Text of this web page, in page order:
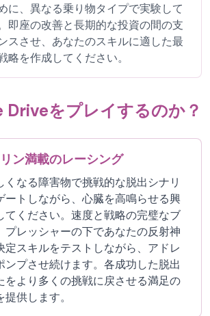
に、異なる乗り物タイプで実験して
即座の改善と長期的な投資の間の支
スさせ、あなたのスキルに適した最
略を作成してください。
Driveをプレイするのか？
ン満載のレーシング
くなる障害物で挑戦的な脱出シナリ
ートしながら、心臓を高鳴らせる興
てください。速度と戦略の完璧なブ
プレッシャーの下であなたの反射神
定スキルをテストしながら、アドレ
ンプさせ続けます。各成功した脱出
をより多くの挑戦に戻させる満足の
供します。